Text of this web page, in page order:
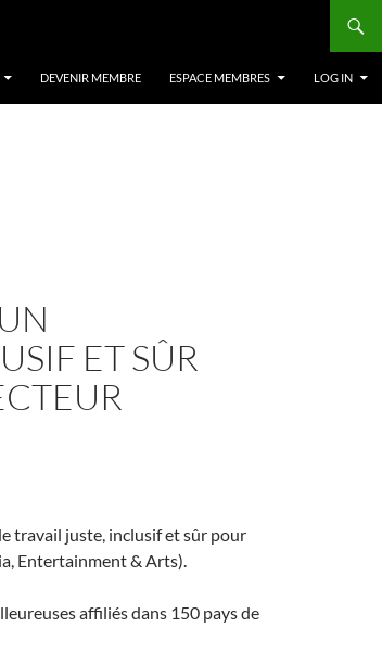
DEVENIR MEMBRE ESPACE MEMBRES LOG IN
ET SÛR
travail juste, inclusif et sûr pour
Entertainment & Arts).
affiliés dans 150 pays de